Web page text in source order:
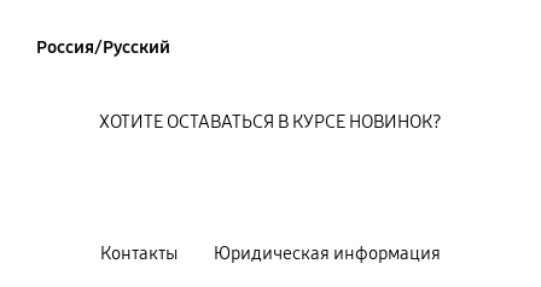
Россия/Русский
Контакты Юридическая информация
ХОТИТЕ ОСТАВАТЬСЯ В КУРСЕ НОВИНОК?